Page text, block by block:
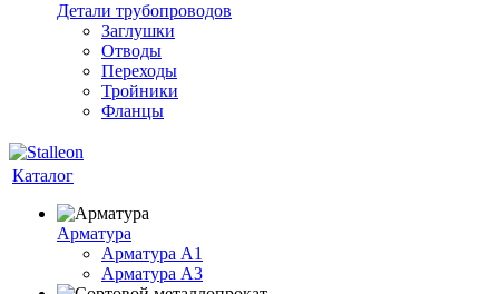
Детали трубопроводов
Заглушки
Отводы
Переходы
Тройники
Фланцы
Каталог
Арматура
Арматура A1
Арматура А3